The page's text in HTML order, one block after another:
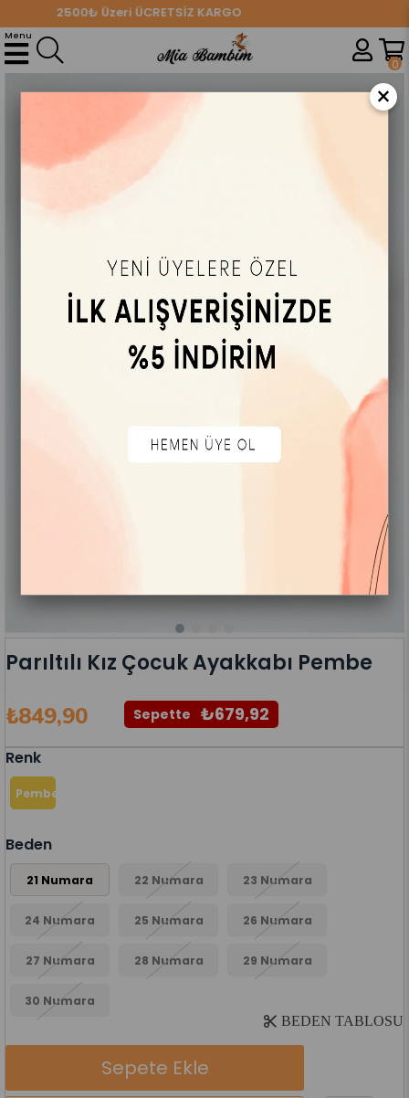
2500₺ Üzeri ÜCRETSİZ KARGO
0
Menu
AYAKKABI Kız Çocuk Ayakkabı
Parıltılı Kız Çocuk Ayakkabı Pembe
₺849,90 Sepette ₺679,92
Renk
Pembe
Beden
21 Numara 22 Numara 23 Numara
24 Numara 25 Numara 26 Numara
27 Numara 28 Numara 29 Numara
30 Numara
BEDEN TABLOSU
×